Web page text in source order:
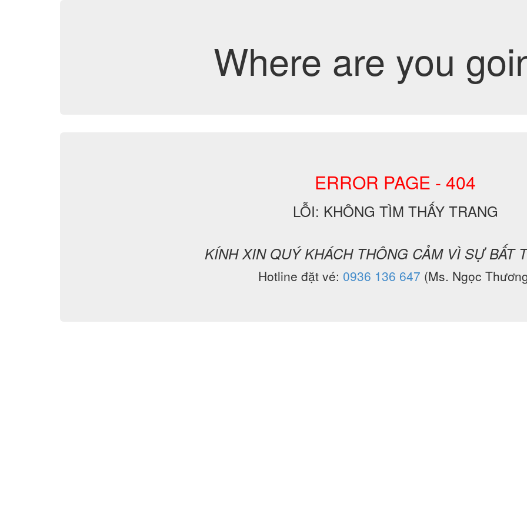
Where are you
ERROR PAGE - 404
LỖI: KHÔNG TÌM THẤY TRANG
KÍNH XIN QUÝ KHÁCH THÔNG CẢM VÌ SỰ BẤT
Hotline đặt vé: 0936 136 647 (Ms. Ngọc